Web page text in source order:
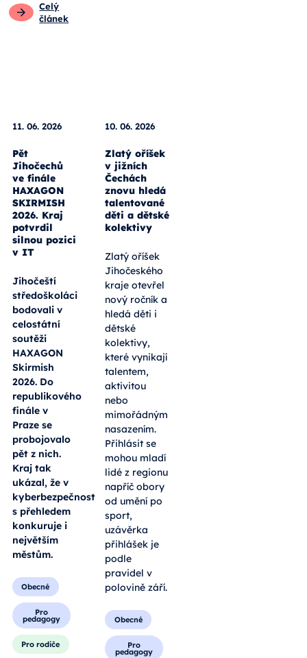
Celý
článek
11. 06. 2026
Pět
Jihočechů
ve finále
HAXAGON
SKIRMISH
2026. Kraj
potvrdil
silnou pozici
v IT
Jihočeští
středoškoláci
bodovali v
celostátní
soutěži
HAXAGON
Skirmish
2026. Do
republikového
finále v
Praze se
probojovalo
pět z nich.
Kraj tak
ukázal, že v
kyberbezpečnosti
s přehledem
konkuruje i
největším
městům.
Obecné
Pro
pedagogy
Pro rodiče
10. 06. 2026
Zlatý oříšek
v jižních
Čechách
znovu hledá
talentované
děti a dětské
kolektivy
Zlatý oříšek
Jihočeského
kraje otevřel
nový ročník a
hledá děti i
dětské
kolektivy,
které vynikají
talentem,
aktivitou
nebo
mimořádným
nasazením.
Přihlásit se
mohou mladí
lidé z regionu
napříč obory
od umění po
sport,
uzávěrka
přihlášek je
podle
pravidel v
polovině září.
Obecné
Pro
pedagogy